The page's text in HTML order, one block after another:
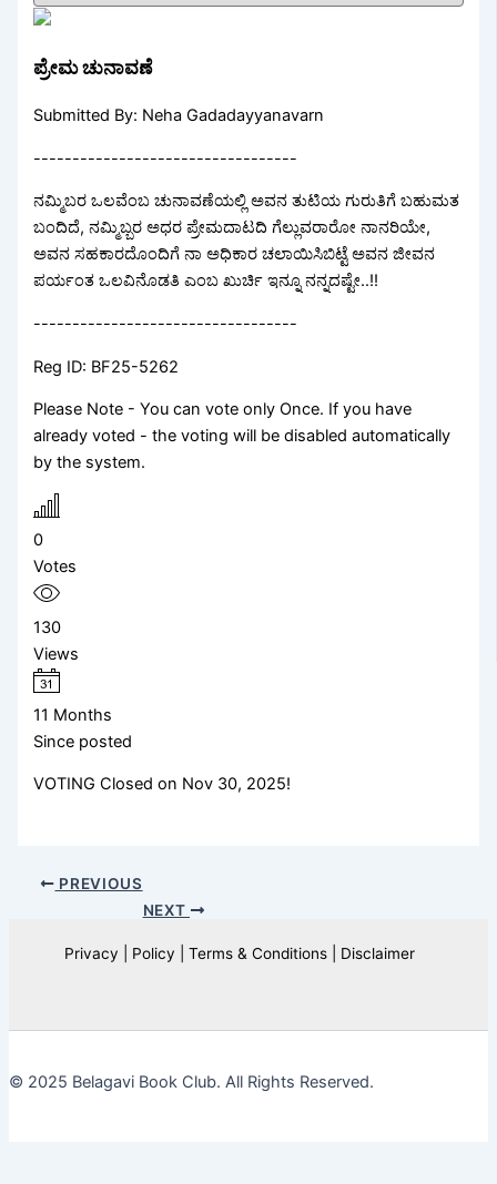
ಪ್ರೇಮ ಚುನಾವಣೆ
Submitted By: Neha Gadadayyanavarn
----------------------------------
ನಮ್ಮಿಬರ ಒಲವೆಂಬ ಚುನಾವಣೆಯಲ್ಲಿ ಅವನ ತುಟಿಯ ಗುರುತಿಗೆ ಬಹುಮತ
ಬಂದಿದೆ, ನಮ್ಮಿಬ್ಬರ ಅಧರ ಪ್ರೇಮದಾಟದಿ ಗೆಲ್ಲುವರಾರೋ ನಾನರಿಯೇ,
ಅವನ ಸಹಕಾರದೊಂದಿಗೆ ನಾ ಅಧಿಕಾರ ಚಲಾಯಿಸಿಬಿಟ್ಟೆ ಅವನ ಜೀವನ
ಪರ್ಯಂತ ಒಲವಿನೊಡತಿ ಎಂಬ ಖುರ್ಚಿ ಇನ್ನೂ ನನ್ನದಷ್ಟೇ..!!
----------------------------------
Reg ID: BF25-5262
Please Note - You can vote only Once. If you have
already voted - the voting will be disabled automatically
by the system.
0
Votes
130
Views
11 Months
Since posted
VOTING Closed on Nov 30, 2025!
PREVIOUS
NEXT
Privacy | Policy | Terms & Conditions | Disclaimer
© 2025 Belagavi Book Club. All Rights Reserved.